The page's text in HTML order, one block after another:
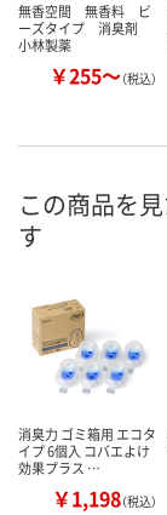
無香空間 無香料 ビ
ーズタイプ 消臭剤
小林製薬
￥255～（税込）
この商品を
す
消臭力 ゴミ箱用 エコタ
イプ 6個入 コバエよけ
効果プラス …
￥1,198（税込）